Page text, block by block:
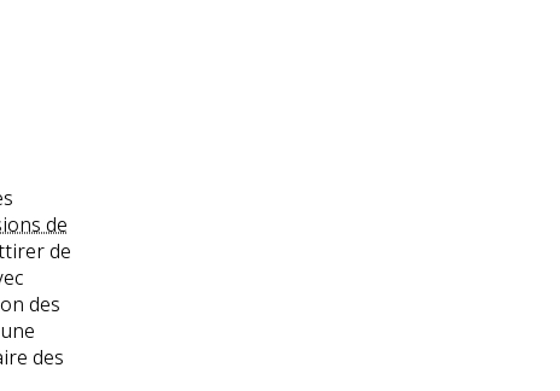
de
de
des
des